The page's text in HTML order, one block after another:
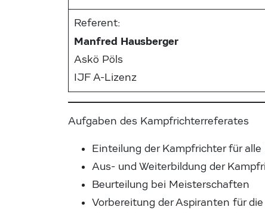
Referent:
Manfred Hausberger
Askö Pöls
IJF A-Lizenz
Aufgaben des Kampfrichterreferates
Einteilung der Kampfrichter für
Aus- und Weiterbildung der
Beurteilung bei Meisterschaften
Vorbereitung der Aspiranten für